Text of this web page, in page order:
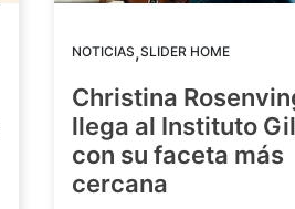
NOTICIAS,SLIDER HOME
Christina
llega al Instituto
con su faceta más
cercana